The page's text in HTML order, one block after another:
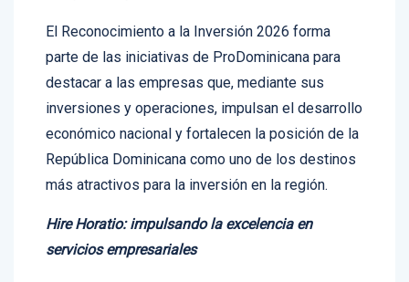
parte de las iniciativas de ProDominicana para
destacar a las empresas que, mediante sus
inversiones y operaciones, impulsan el desarrollo
económico nacional y fortalecen la posición de la
República Dominicana como uno de los destinos
más atractivos para la inversión en la región.
servicios empresariales